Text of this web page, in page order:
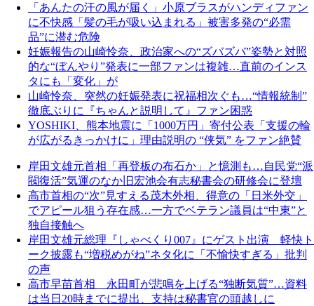
「あんたの汗の風が届く」小原ブラスがハンディファン
に不快感「髪の毛が吸い込まれる」被害多発の“必需
品”に潜む危険
妊娠報告の山崎怜奈、政治家への“ズバズバ”姿勢と対照
的な“ぼんやり”発表に一部ファンは複雑…直前のインス
タにも「変化」が
山崎怜奈、突然の妊娠発表に祝福相次ぐも…“情報統制”
徹底ぶりに『ちゃんと説明して』ファン困惑
YOSHIKI、熊本地震に「1000万円」寄付公表「支援の輪
が広がるきっかけに」理由説明の “侠気” をファン絶賛
岸田文雄元首相「再登板の布石か」と憶測も…自民党“派
閥復活”気運のなか旧宏池会有志秘書会の研修会に登壇
高市首相の“次”見すえる茂木外相、得意の「日米外交」
でアピール狙う存在感…一方でベテラン議員は“中東”と
独自接触へ
岸田文雄元総理『しゃべくり007』にゲスト出演 軽快ト
ーク披露も“増税めがね”ネタ化に「不愉快すぎる」批判
の声
高市早苗首相 永田町が悲鳴を上げる“独断気質”…資料
は当日20時までに提出、支持は秘書官の頭越しに